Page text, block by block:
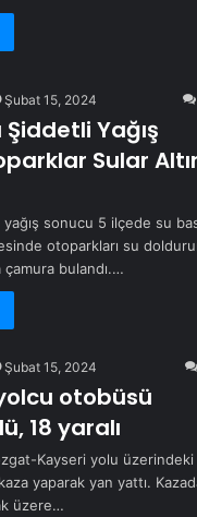
Şubat 15, 2024
Yağış
Sular
sonucu 5 ilçede su
otoparkları su
çamura bulandı.…
Şubat 15, 2024
otobüsü
18 yaralı
Kayseri yolu üzerindeki
yaparak yan yattı.
üzere…